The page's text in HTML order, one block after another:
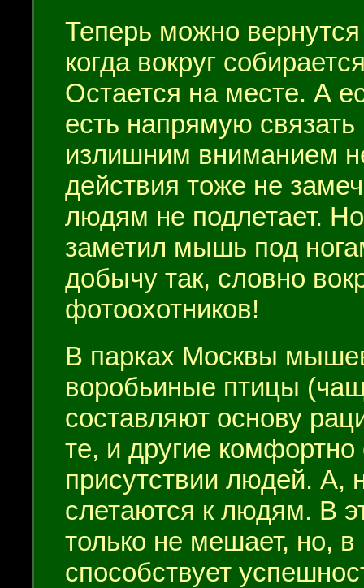
Теперь можно
когда вокруг
Остается на месте. А
есть напрямую
излишним вниманием
действия тоже не
людям не подлетает.
заметил мышь под
добычу так, словно
фотоохотников!
В парках Москвы
воробьиные птицы
составляют основу
те, и другие
присутствии людей. А,
слетаются к людям. В
только не мешает, но,
способствует